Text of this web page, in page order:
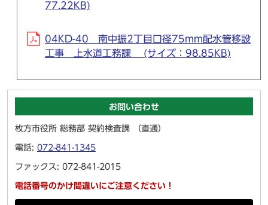
77.22KB)
04KD-40 南中振2丁目口径75mm配水管移設
工事 上水道工務課 (サイズ：98.85KB)
お問い合わせ
枚方市役所 総務部 契約検査課 （直通）
電話: 072-841-1345
ファックス: 072-841-2015
電話番号のかけ間違いにご注意ください！